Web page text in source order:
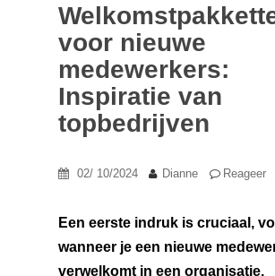
voor nieuwe
medewerkers:
Inspiratie van
topbedrijven
02/ 10/2024 Dianne Reageer
Een eerste indruk is cruciaal,
wanneer je een nieuwe
verwelkomt in een organisatie.